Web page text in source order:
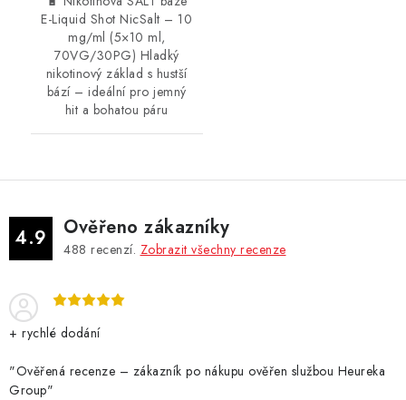
E-Liquid Shot NicSalt – 10
mg/ml (5×10 ml,
70VG/30PG) Hladký
nikotinový základ s hustší
bází – ideální pro jemný
hit a bohatou páru
4.9 Ověřeno zákazníky
488 recenzí. Zobrazit všechny recenze
+ rychlé dodání
"Ověřená recenze – zákazník po nákupu ověřen službou Heureka
Group"